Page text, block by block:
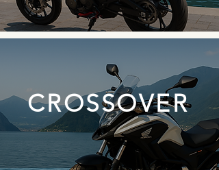
CROSSOVER